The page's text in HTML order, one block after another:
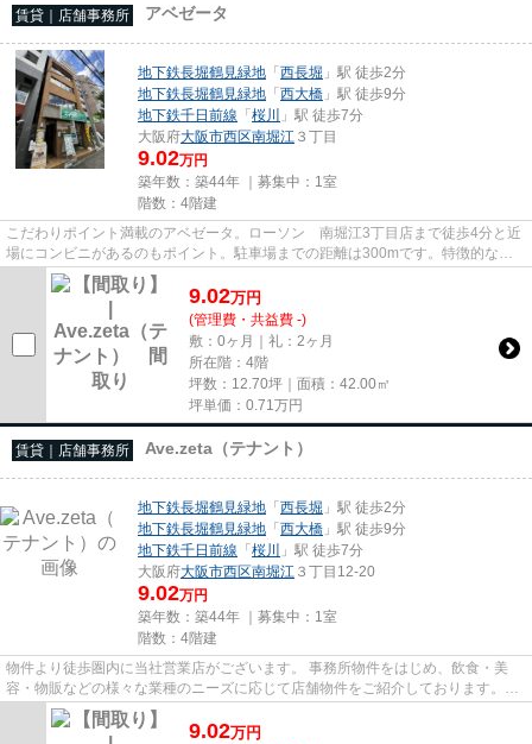
賃貸｜店舗事務所 アベゼータ
地下鉄長堀鶴見緑地 「西長堀 」駅 徒歩2分
地下鉄長堀鶴見緑地 「西大橋 」駅 徒歩9分
地下鉄千日前線 「桜川
」駅 徒歩7分
大阪府大阪市西区南堀江 ３丁目
9.02万円
築年数：築44年 ｜募集中： 1室
階数：4階建
こだわりポイント満載のアベゼータ。ローソン 南堀江3丁目店まで徒歩4分と近
場にコンビニがあるのもポイント。駐車場までの距離は300mです。特徴的な外
観と洗練された設計の内装を持...
9.02万円
(管理費・共益費 -)
敷：0ヶ月｜礼：2ヶ月
所在階：4階
坪数：12.70坪｜面積：42.00㎡
坪単価： 0.71 万円
賃貸｜店舗事務所 Ave.zeta（テナント）
地下鉄長堀鶴見緑地 「西長堀 」駅 徒歩2分
地下鉄長堀鶴見緑地 「西大橋 」駅 徒歩9分
地下鉄千日前線 「桜川
」駅 徒歩7分
大阪府大阪市西区南堀江 ３丁目12-20
9.02万円
築年数：築44年 ｜募集中： 1室
階数：4階建
物件より徒歩圏内に当社営業店がございます。 事務所物件をはじめ、飲食・美
容・物販などの様々な業種のニーズに応じて店舗物件をご紹介しております。
尚、弊社ではおとり広告は一切...
9.02万円